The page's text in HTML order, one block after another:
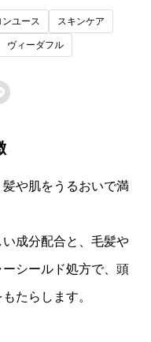
のあるログイン済
すことができま
ンユース スキンケア
ヴィーダフル
や肌をうるおいで満
成分配合と、毛髪や
シールド処方で、頭
たらします。